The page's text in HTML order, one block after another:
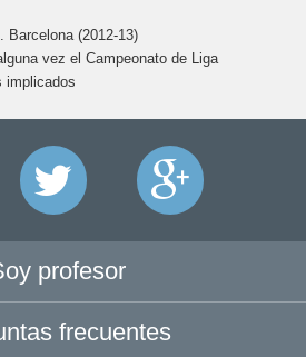
Barcelona (2012-13)
vez el Campeonato de Liga
implicados
profesor
frecuentes